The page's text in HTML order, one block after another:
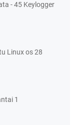
- 45 Keylogger
Linux os 28
1